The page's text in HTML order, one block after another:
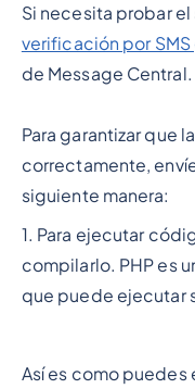
Si necesita probar
verificación por
de Message Central.
Para garantizar que
correctamente,
siguiente manera:
1. Para ejecutar
compilarlo. PHP es
que puede ejecutar
Así es como puedes